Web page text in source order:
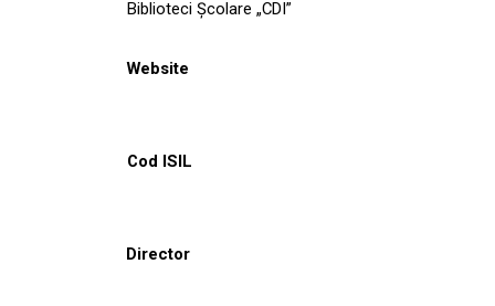
Biblioteci Școlare „CDI”
Website
Cod ISIL
Director